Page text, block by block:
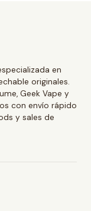
en
originales.
Geek Vape y
con envío rápido
y sales de